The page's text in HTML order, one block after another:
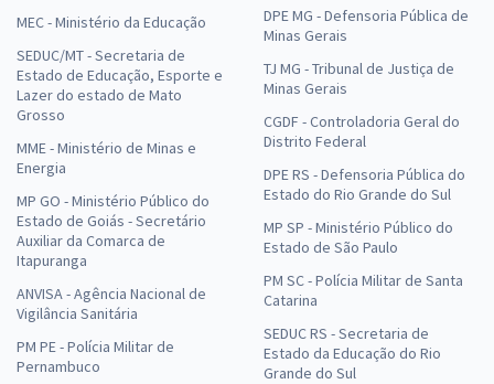
MEC - Ministério da Educação
SEDUC/MT - Secretaria de
Estado de Educação, Esporte e
Lazer do estado de Mato
Grosso
MME - Ministério de Minas e
Energia
MP GO - Ministério Público do
Estado de Goiás - Secretário
Auxiliar da Comarca de
Itapuranga
ANVISA - Agência Nacional de
Vigilância Sanitária
PM PE - Polícia Militar de
Pernambuco
DPE MG - Defensoria Pública de
Minas Gerais
TJ MG - Tribunal de Justiça de
Minas Gerais
CGDF - Controladoria Geral do
Distrito Federal
DPE RS - Defensoria Pública do
Estado do Rio Grande do Sul
MP SP - Ministério Público do
Estado de São Paulo
PM SC - Polícia Militar de Santa
Catarina
SEDUC RS - Secretaria de
Estado da Educação do Rio
Grande do Sul